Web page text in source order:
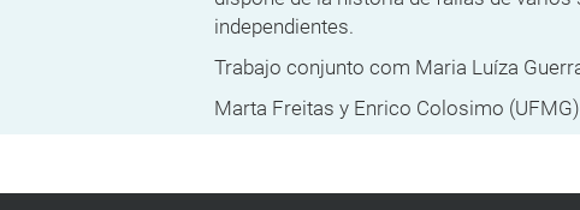
independientes.
Trabajo conjunto com Maria Luíza
Marta Freitas y Enrico Colosimo